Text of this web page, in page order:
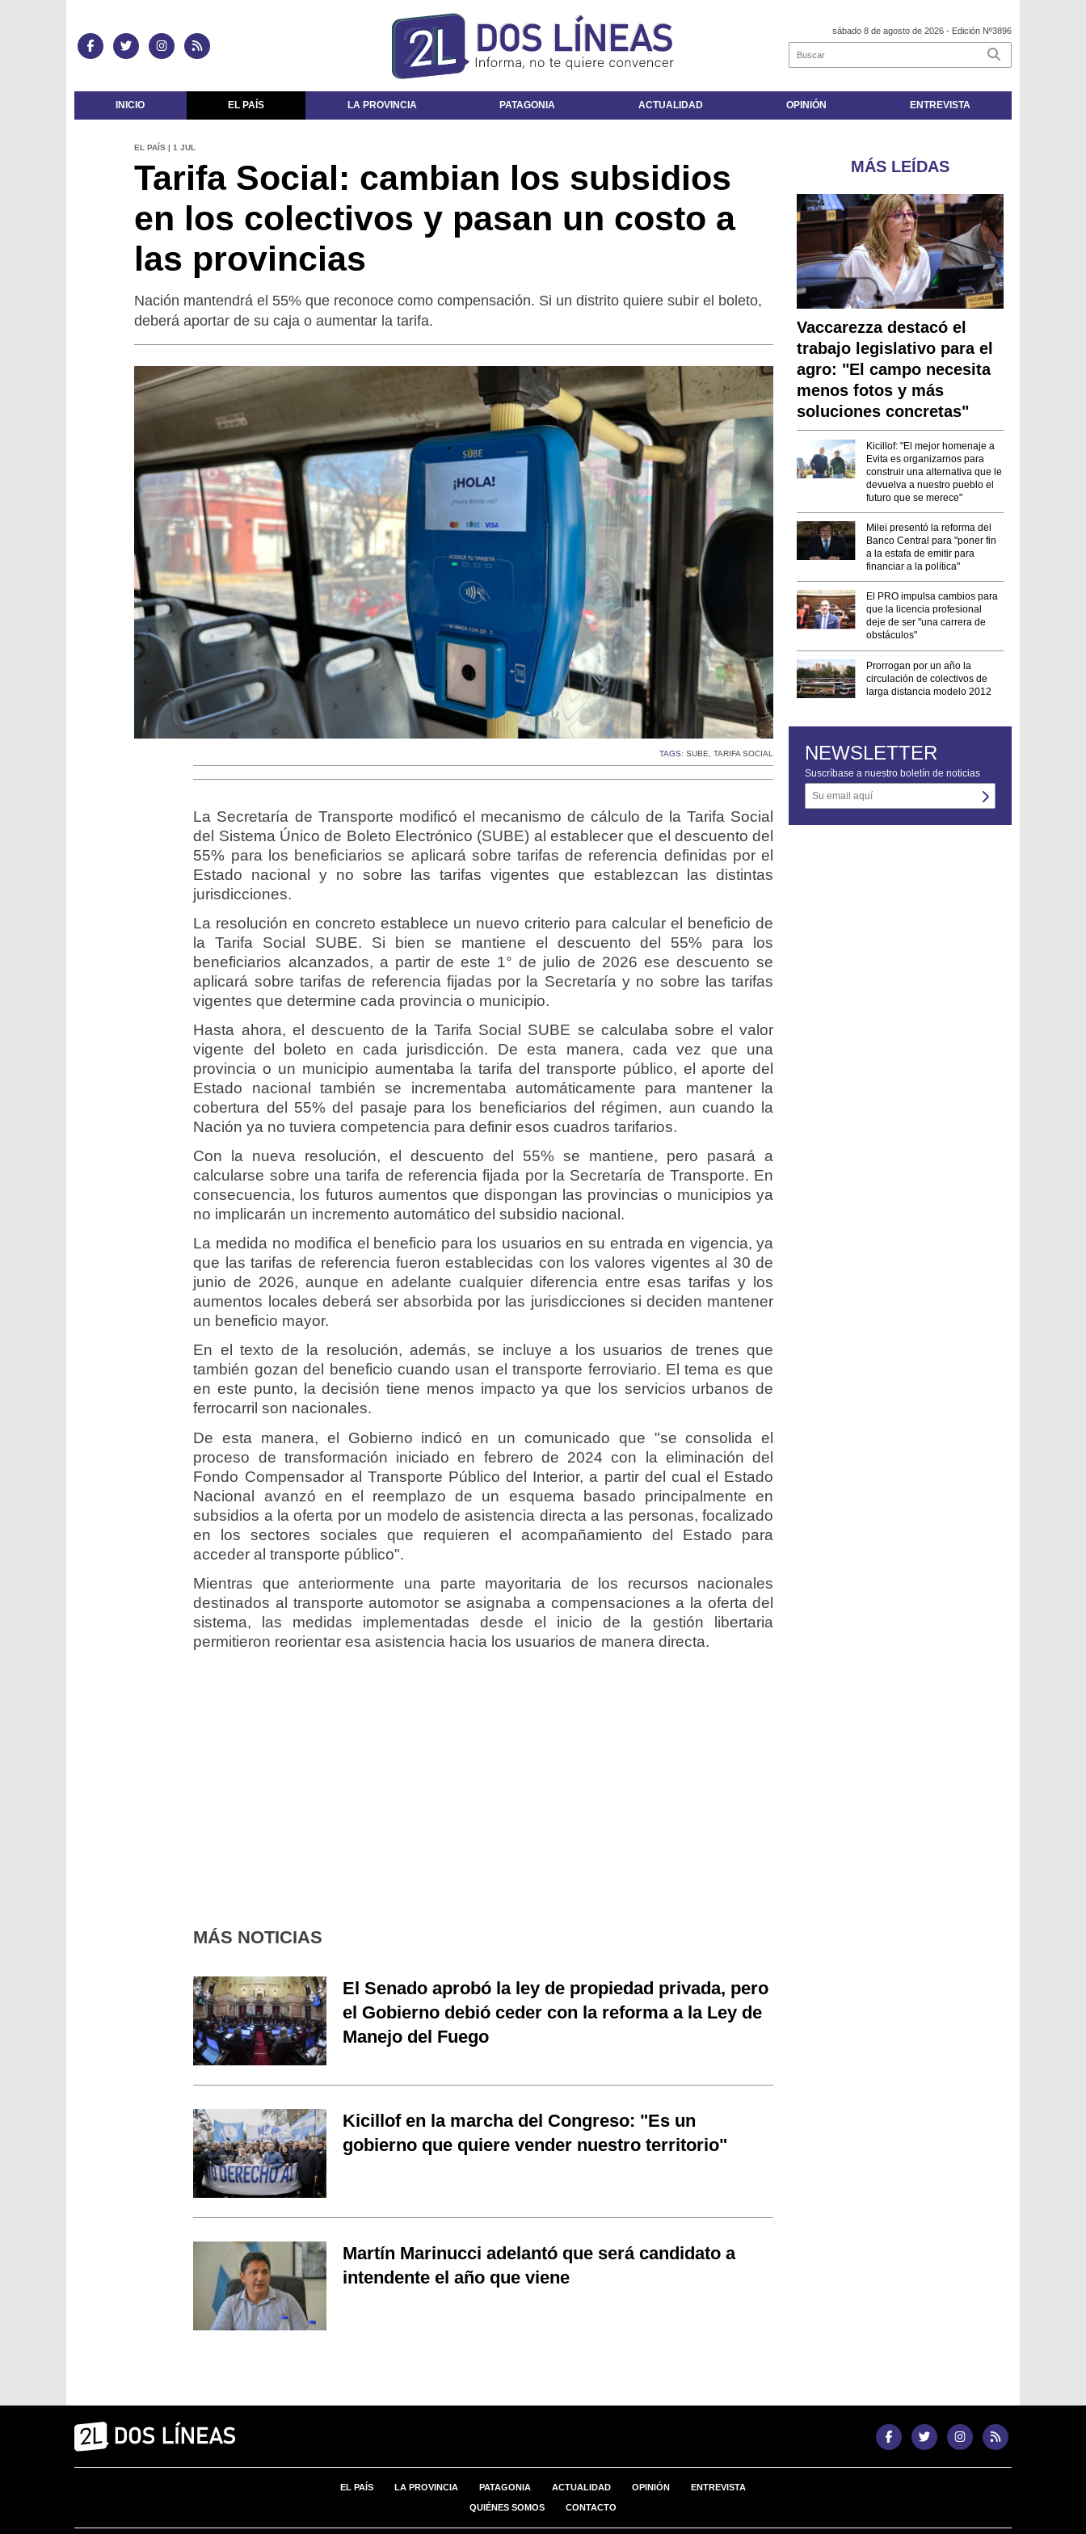
sábado 8 de agosto de 2026 - Edición Nº3896
INICIO EL PAÍS LA PROVINCIA PATAGONIA ACTUALIDAD OPINIÓN ENTREVISTA
EL PAÍS | 1 JUL
Tarifa Social: cambian los subsidios
en los colectivos y pasan un costo a
las provincias
Nación mantendrá el 55% que reconoce como compensación. Si un distrito quiere subir el boleto,
deberá aportar de su caja o aumentar la tarifa.
TAGS:SUBE ,TARIFA SOCIAL
La Secretaría de Transporte modificó el mecanismo de cálculo de la Tarifa Social
del Sistema Único de Boleto Electrónico (SUBE) al establecer que el descuento del
55% para los beneficiarios se aplicará sobre tarifas de referencia definidas por el
Estado nacional y no sobre las tarifas vigentes que establezcan las distintas
jurisdicciones.
La resolución en concreto establece un nuevo criterio para calcular el beneficio de
la Tarifa Social SUBE. Si bien se mantiene el descuento del 55% para los
beneficiarios alcanzados, a partir de este 1° de julio de 2026 ese descuento se
aplicará sobre tarifas de referencia fijadas por la Secretaría y no sobre las tarifas
vigentes que determine cada provincia o municipio.
Hasta ahora, el descuento de la Tarifa Social SUBE se calculaba sobre el valor
vigente del boleto en cada jurisdicción. De esta manera, cada vez que una
provincia o un municipio aumentaba la tarifa del transporte público, el aporte del
Estado nacional también se incrementaba automáticamente para mantener la
cobertura del 55% del pasaje para los beneficiarios del régimen, aun cuando la
Nación ya no tuviera competencia para definir esos cuadros tarifarios.
Con la nueva resolución, el descuento del 55% se mantiene, pero pasará a
calcularse sobre una tarifa de referencia fijada por la Secretaría de Transporte. En
consecuencia, los futuros aumentos que dispongan las provincias o municipios ya
no implicarán un incremento automático del subsidio nacional.
La medida no modifica el beneficio para los usuarios en su entrada en vigencia, ya
que las tarifas de referencia fueron establecidas con los valores vigentes al 30 de
junio de 2026, aunque en adelante cualquier diferencia entre esas tarifas y los
aumentos locales deberá ser absorbida por las jurisdicciones si deciden mantener
un beneficio mayor.
En el texto de la resolución, además, se incluye a los usuarios de trenes que
también gozan del beneficio cuando usan el transporte ferroviario. El tema es que
en este punto, la decisión tiene menos impacto ya que los servicios urbanos de
ferrocarril son nacionales.
De esta manera, el Gobierno indicó en un comunicado que "se consolida el
proceso de transformación iniciado en febrero de 2024 con la eliminación del
Fondo Compensador al Transporte Público del Interior, a partir del cual el Estado
Nacional avanzó en el reemplazo de un esquema basado principalmente en
subsidios a la oferta por un modelo de asistencia directa a las personas, focalizado
en los sectores sociales que requieren el acompañamiento del Estado para
acceder al transporte público".
Mientras que anteriormente una parte mayoritaria de los recursos nacionales
destinados al transporte automotor se asignaba a compensaciones a la oferta del
sistema, las medidas implementadas desde el inicio de la gestión libertaria
permitieron reorientar esa asistencia hacia los usuarios de manera directa.
MÁS NOTICIAS
El Senado aprobó la ley de propiedad privada, pero
el Gobierno debió ceder con la reforma a la Ley de
Manejo del Fuego
Kicillof en la marcha del Congreso: "Es un
gobierno que quiere vender nuestro territorio"
Martín Marinucci adelantó que será candidato a
intendente el año que viene
MÁS LEÍDAS
Vaccarezza destacó el
trabajo legislativo para el
agro: "El campo necesita
menos fotos y más
soluciones concretas"
Kicillof: "El mejor homenaje a
Evita es organizarnos para
construir una alternativa que le
devuelva a nuestro pueblo el
futuro que se merece"
Milei presentó la reforma del
Banco Central para "poner fin
a la estafa de emitir para
financiar a la política"
El PRO impulsa cambios para
que la licencia profesional
deje de ser "una carrera de
obstáculos"
Prorrogan por un año la
circulación de colectivos de
larga distancia modelo 2012
NEWSLETTER
Suscríbase a nuestro boletín de noticias
EL PAÍS LA PROVINCIA PATAGONIA ACTUALIDAD OPINIÓN ENTREVISTA
QUIÉNES SOMOS CONTACTO